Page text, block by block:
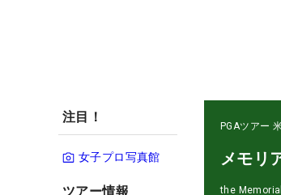
注目！
女子プロ写真館
ツアー情報
PGAツアー
メモリ
the